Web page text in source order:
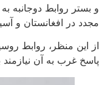
و بستر روابط دوجانبه
مجدد در افغانستان و
از این منظر، روابط
پاسخ غرب به آن